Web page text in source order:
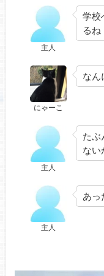
主人
学校
るね
にゃーこ
なん
主人
たぶ
ない
主人
あっ